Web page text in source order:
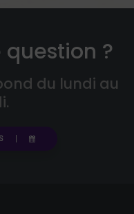
question ?
du lundi au